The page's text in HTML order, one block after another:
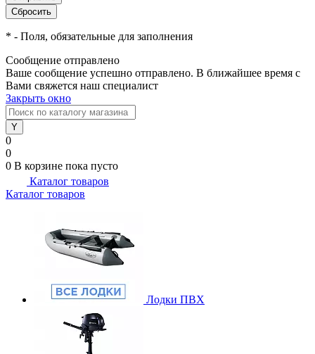
* - Поля, обязательные для заполнения
Сообщение отправлено
Ваше сообщение успешно отправлено. В ближайшее время с
Вами свяжется наш специалист
Закрыть окно
0
0
0 В корзине пока пусто
Каталог товаров
Каталог товаров
Лодки ПВХ